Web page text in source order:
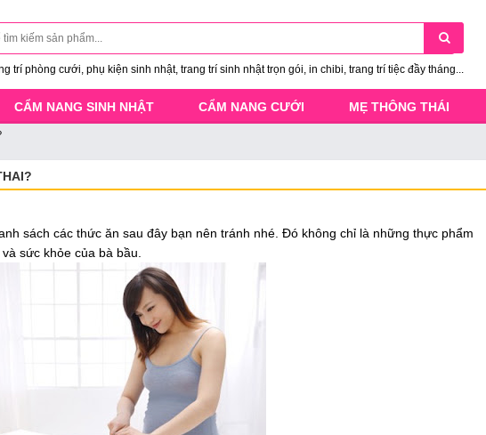
trí phòng cưới, phụ kiện sinh nhật, trang trí sinh nhật trọn gói, in chibi, trang trí tiệc đầy tháng...
CẨM NANG SINH NHẬT CẨM NANG CƯỚI MẸ THÔNG THÁI
sách các thức ăn sau đây bạn nên tránh nhé. Đó không chỉ là những thực phẩm
sức khỏe của bà bầu.